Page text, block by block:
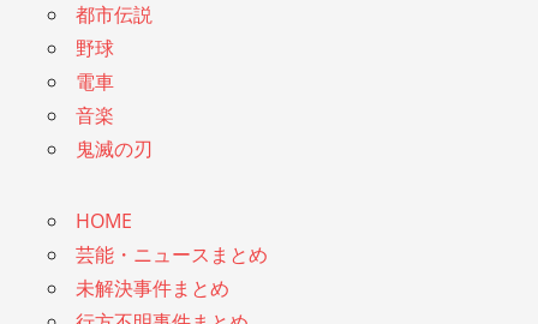
都市伝説
野球
電車
音楽
鬼滅の刃
HOME
芸能・ニュースまとめ
未解決事件まとめ